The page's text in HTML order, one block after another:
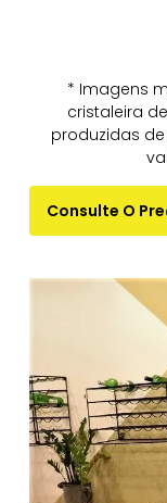
* Imagens
cristaleira
produzidas
Consulte O